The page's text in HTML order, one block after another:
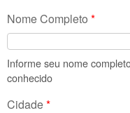
Nome Completo *
Informe seu nome
conhecido
Cidade*